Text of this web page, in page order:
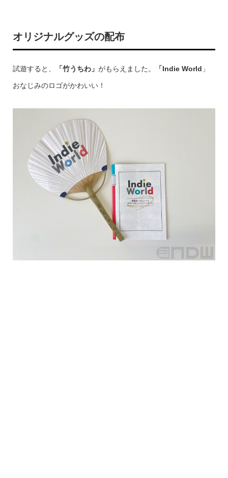
オリジナルグッズの配布
試遊すると、 「竹うちわ」 がもらえました。 「Indie World 」
おなじみのロゴがかわいい！